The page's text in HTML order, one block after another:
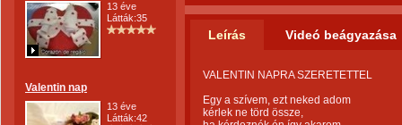
13 éve
Látták:35
Valentin nap
13 éve
Látták:42
Leírás Videó beágyazása
VALENTIN NAPRA SZERETETTEL
Egy a szívem, ezt neked adom
kérlek ne törd össze,